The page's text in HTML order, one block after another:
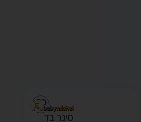
סינר בד